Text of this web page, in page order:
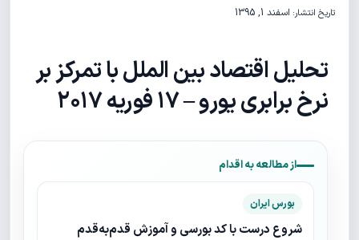
تاریخ انتشار: اسفند 1, 1395
تحلیل اقتصاد بین الملل با تمرکز بر
نرخ برابری یورو – ۱۷ فوریه ۲۰۱۷
از مطالعه به اقدام
بورس ایران
شروع درست با کد بورسی و آموزش قدم‌به‌قدم